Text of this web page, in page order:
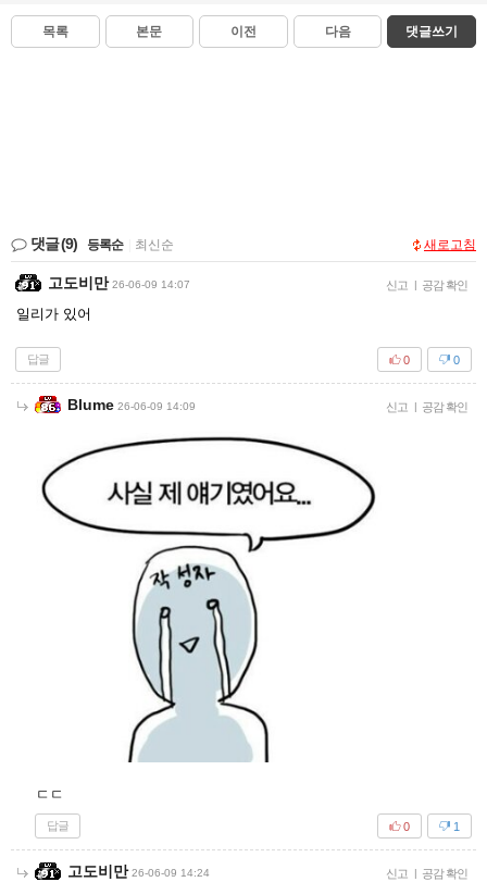
목록 본문 이전 다음 댓글쓰기
댓글(9) 등록순 최신순 새로고침
고도비만 26-06-09 14:07 신고 | 공감 확인
일리가 있어
답글 0
0
Blume 26-06-09 14:09 신고 | 공감 확인
ㄷㄷ
답글 1
0
고도비만 26-06-09 14:24 신고 공감 확인